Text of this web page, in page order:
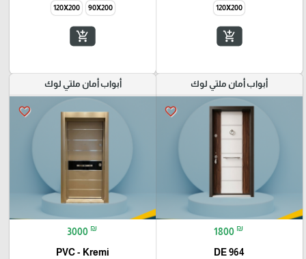
120X200
add_shopping_cart
90X200
120X200
add_shopping_cart
أبواب أمان ملتي لوك
favorite_border
1800 ₪
DE 964
أبواب أمان ملتي لوك
favorite_border
3000 ₪
PVC - Kremi